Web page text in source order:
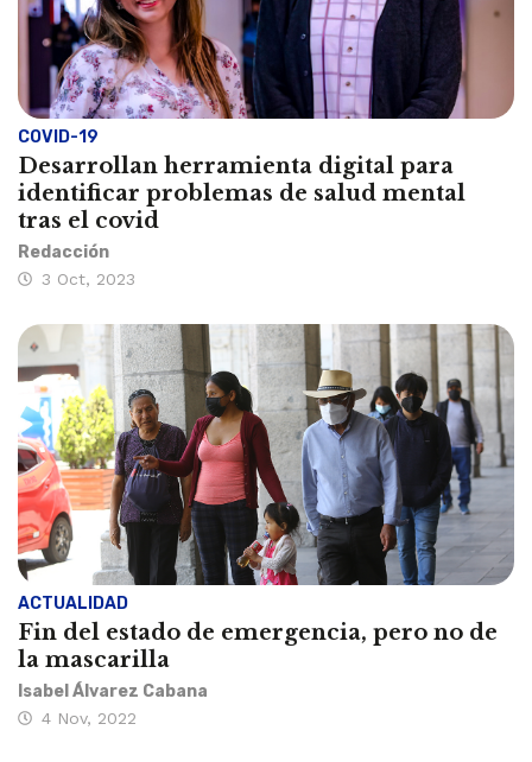
COVID-19
Desarrollan herramienta digital para
identificar problemas de salud mental
tras el covid
Redacción
3 Oct, 2023
ACTUALIDAD
Fin del estado de emergencia, pero no de
la mascarilla
Isabel Álvarez Cabana
4 Nov, 2022